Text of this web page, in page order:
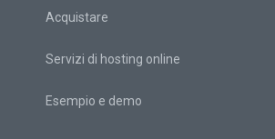
Acquistare
Servizi di hosting online
Esempio e demo